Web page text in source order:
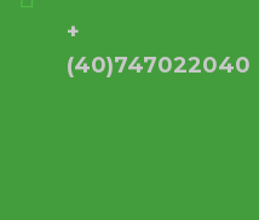
+
(40)747022040